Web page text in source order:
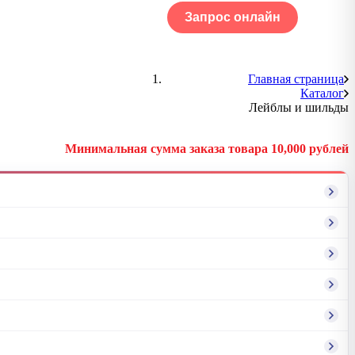
Запрос онлайн
Главная страница
Каталог
Лейблы и шильды
Минимальная сумма заказа товара 10,000 рублей